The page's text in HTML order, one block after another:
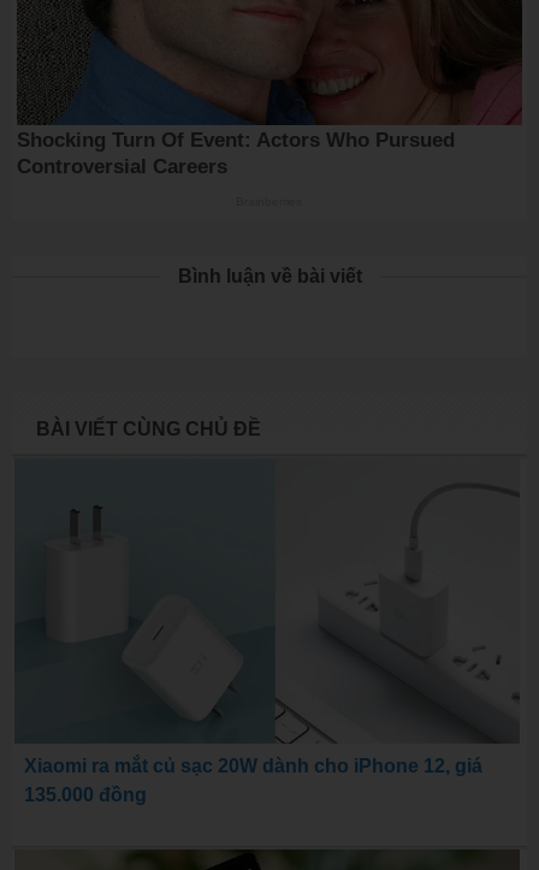
Bình luận về bài viết
BÀI VIẾT CÙNG CHỦ ĐỀ
Xiaomi ra mắt củ sạc 20W dành cho iPhone 12, giá
135.000 đồng